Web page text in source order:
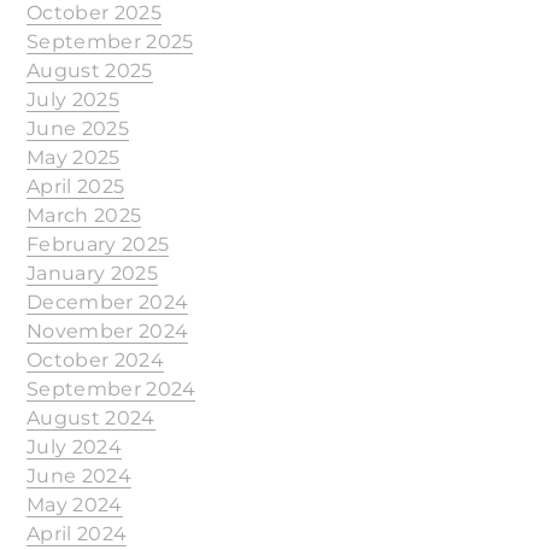
October 2025
September 2025
August 2025
July 2025
June 2025
May 2025
April 2025
March 2025
February 2025
January 2025
December 2024
November 2024
October 2024
September 2024
August 2024
July 2024
June 2024
May 2024
April 2024